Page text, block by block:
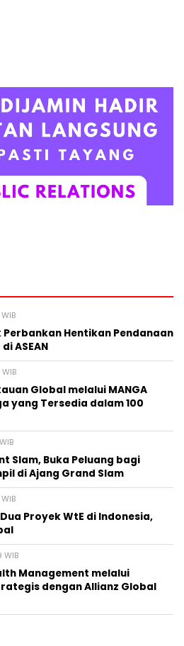
Perbankan Hentikan Pendanaan
ASEAN
Global melalui MANGA
yang Tersedia dalam 100
Slam, Buka Peluang bagi
di Ajang Grand Slam
Dua Proyek WtE di Indonesia,
Management melalui
dengan Allianz Global